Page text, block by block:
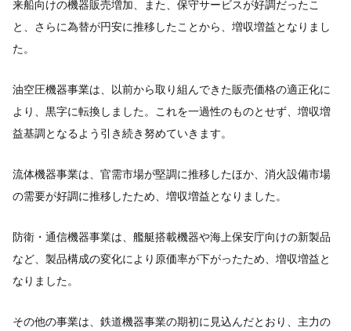
来船向けの機器販売増加、また、保守サービスが好調だったこ
と、さらに為替が円安に推移したことから、増収増益となりまし
た。
油空圧機器事業は、以前から取り組んできた販売価格の適正化に
より、黒字に転換しました。これを一過性のものとせず、増収増
益基調となるよう引き続き努めていきます。
流体機器事業は、官需市場が堅調に推移したほか、消火設備市場
の需要が好調に推移したため、増収増益となりました。
防衛・通信機器事業は、艦艇搭載機器や海上保安庁向けの新製品
など、製品構成の変化により原価率が下がったため、増収増益と
なりました。
その他の事業は、鉄道機器事業の期初に見込んだとおり、主力の